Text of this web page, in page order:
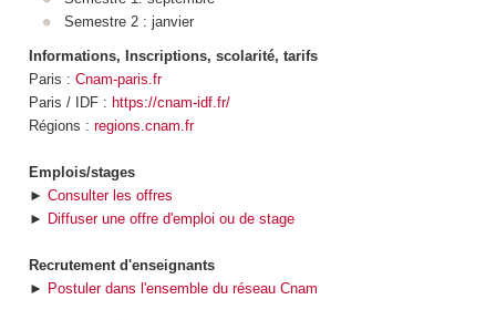
Semestre 2 : janvier
Informations, Inscriptions, scolarité, tarifs
Paris : Cnam-paris.fr
Paris / IDF : https://cnam-idf.fr/
Régions : regions.cnam.fr
Emplois/stages
► Consulter les offres
► Diffuser une offre d'emploi ou de stage
Recrutement d'enseignants
► Postuler dans l'ensemble du réseau Cnam